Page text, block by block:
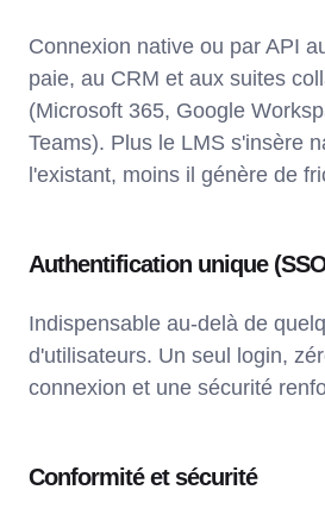
Connexion native ou par API
paie, au CRM et aux suites
(Microsoft 365, Google
Teams). Plus le LMS s'insère
l'existant, moins il génère de
Authentification unique
Indispensable au-delà de
d'utilisateurs. Un seul login,
connexion et une sécurité
Conformité et sécurité